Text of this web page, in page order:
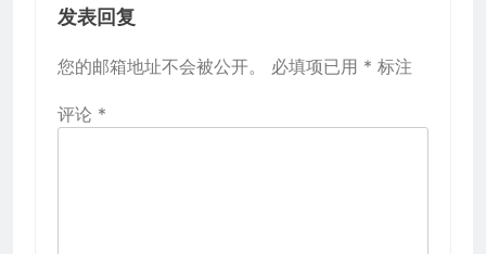
发表回复
您的邮箱地址不会被公开。 必填项已用 * 标注
评论 *